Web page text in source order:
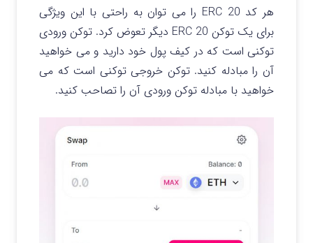
هر کد ERC 20 را می توان به راحتی با این ویژگی
برای یک توکن ERC 20 دیگر تعوض کرد. توکن ورودی
توکنی است که در کیف پول خود دارید و می خواهید
آن را مبادله کنید. توکن خروجی توکنی است که می
خواهید با مبادله توکن ورودی آن را تصاحب کنید.